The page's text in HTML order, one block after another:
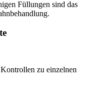
Füllungen sind das
zu einzelnen